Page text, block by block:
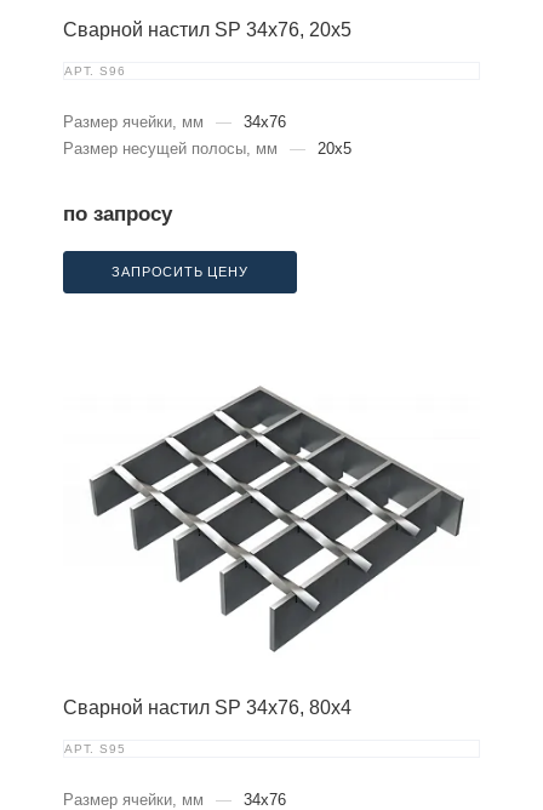
Сварной настил SP 34х76, 20х5
АРТ. S96
Размер ячейки, мм —
34x76
Размер несущей полосы, мм
— 20x5
по запросу
ЗАПРОСИТЬ ЦЕНУ
Сварной настил SP 34х76, 80х4
АРТ. S95
Размер ячейки, мм —
34x76